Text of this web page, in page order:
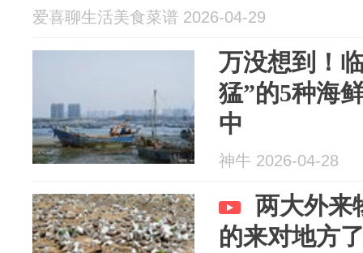
爱喜聊生活美食菜谱 2026-04-29
万没想到！
猛”的5种海
中
神牛 2026-04-28
两大外来
的来对地方